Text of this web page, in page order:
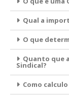
Qual a
O que
Quanto que
Sindical?
Como